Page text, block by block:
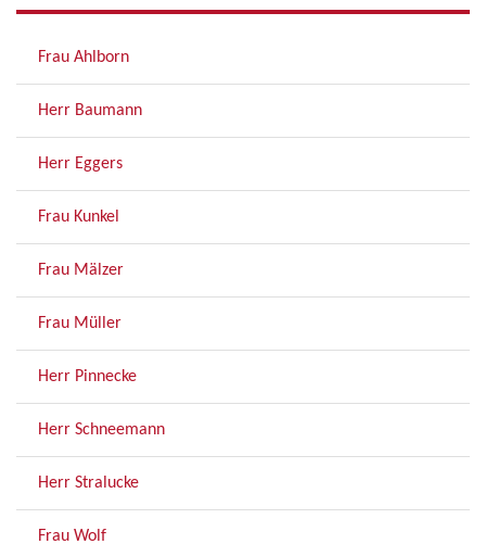
Frau Ahlborn
Herr Baumann
Herr Eggers
Frau Kunkel
Frau Mälzer
Frau Müller
Herr Pinnecke
Herr Schneemann
Herr Stralucke
Frau Wolf